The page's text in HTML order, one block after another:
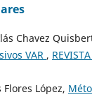
Chavez
VAR ,
Flores López,